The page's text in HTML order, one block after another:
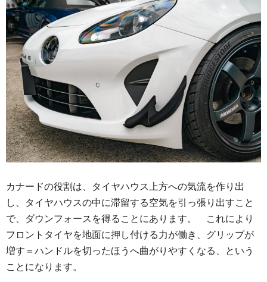
カナードの役割は、タイヤハウス上方への気流を作り出
し、タイヤハウスの中に滞留する空気を引っ張り出すこと
で、ダウンフォースを得ることにあります。 これにより
フロントタイヤを地面に押し付ける力が働き、グリップが
増す＝ハンドルを切ったほうへ曲がりやすくなる、という
ことになります。